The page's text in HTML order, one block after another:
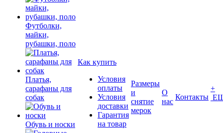
Футболки,
майки,
рубашки, поло
Платья,
сарафаны для
собак
Обувь и носки
Как купить
Условия
оплаты
Условия
доставки
Гарантия
на товар
Размеры
и
снятие
мерок
О
нас
Контакты
+